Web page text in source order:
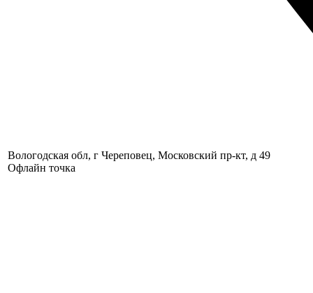
Вологодская обл, г Череповец, Московский пр-кт, д 49
Офлайн точка